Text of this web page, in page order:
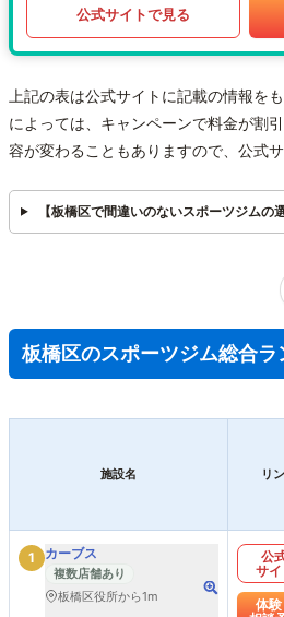
公式サイトで見る
上記の表は公式サイトに記載の情報を
によっては、キャンペーンで料金が割
容が変わることもありますので、公式
【板橋区で間違いのないスポーツジムの選
板橋区のスポーツジム総合ラ
施設名 リ
1 カーブス
複数店舗あり
板橋区役所から1m
公
サイ
体験